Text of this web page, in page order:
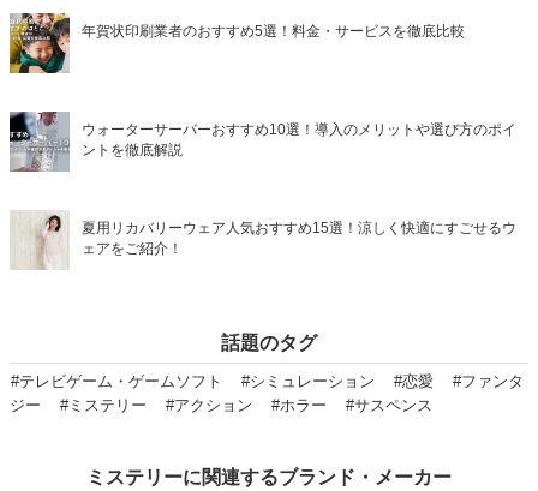
年賀状印刷業者のおすすめ5選！料金・サービスを徹底比較
ウォーターサーバーおすすめ10選！導入のメリットや選び方のポイ
ントを徹底解説
夏用リカバリーウェア人気おすすめ15選！涼しく快適にすごせるウ
ェアをご紹介！
話題のタグ
#テレビゲーム・ゲームソフト #シミュレーション #恋愛
#ファンタ
ジー
#ミステリー #アクション #ホラー #サスペンス
ミステリーに関連するブランド・メーカー